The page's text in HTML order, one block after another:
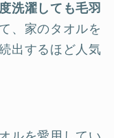
洗濯しても毛羽
、家のタオルを
出するほど人気